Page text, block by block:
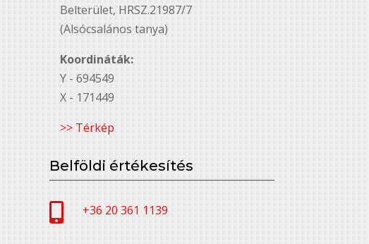
Belterület, HRSZ.21987/7
(Alsócsalános tanya)
Koordináták:
Y - 694549
X - 171449
>> Térkép
Belföldi értékesítés
 +36 20 361 1139